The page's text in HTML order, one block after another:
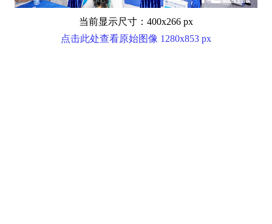
当前显示尺寸：400x266 px
点击此处查看原始图像 1280x853 px